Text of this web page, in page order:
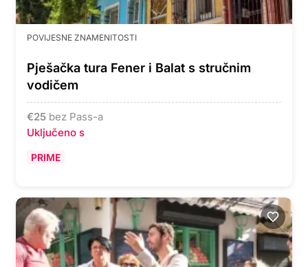
POVIJESNE ZNAMENITOSTI
Pješačka tura Fener i Balat s stručnim
vodičem
€25 bez Pass-a
Uključeno s
PRIME